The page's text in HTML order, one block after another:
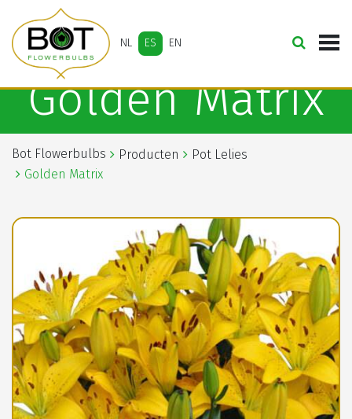
NL ES EN
Golden Matrix
Bot Flowerbulbs Producten
Pot Lelies
Golden Matrix